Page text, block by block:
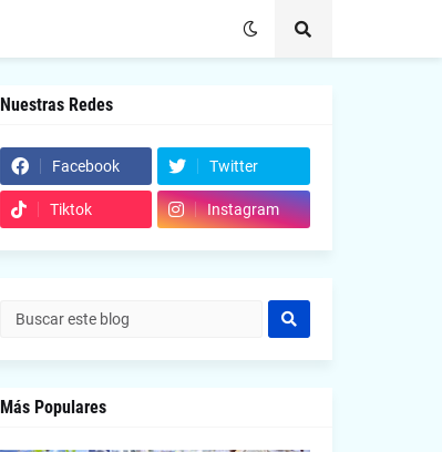
Nuestras Redes
Facebook Twitter
Tiktok Instagram
Más Populares